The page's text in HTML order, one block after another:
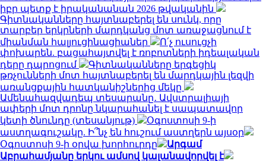
իբր պետք է իրականանան 2026 թվականին
Գիտնականները հայտնաբերել են սունկ, որը
տարբեր երկրների մարդկանց մոտ առաջացնում է
միանման հալյուցինացիաներ
Ո՛չ ուսուցչի
փոխարեն. բացահայտվել է ռոբոտների իդեալական
դերը դպրոցում
Գիտնականները երգեցիկ
թռչունների մոտ հայտնաբերել են մարդկային լեզվի
առանցքային հատկանիշներից մեկը
Ամենահազվադեպ տեսարանը․ Ավստրալիայի
ափերի մոտ դրոնը նկարահանել է սապատավոր
կետի ծնունդը (տեսանյութ)
Օգոստոսի 9-ի
աստղագուշակը. Ի՞նչ են հուշում աստղերն այսօր
Օգոստոսի 9-ի օրվա խորհուրդը
Արգամ
Աբրահամյանը երկու ամսով կալանավորվել է